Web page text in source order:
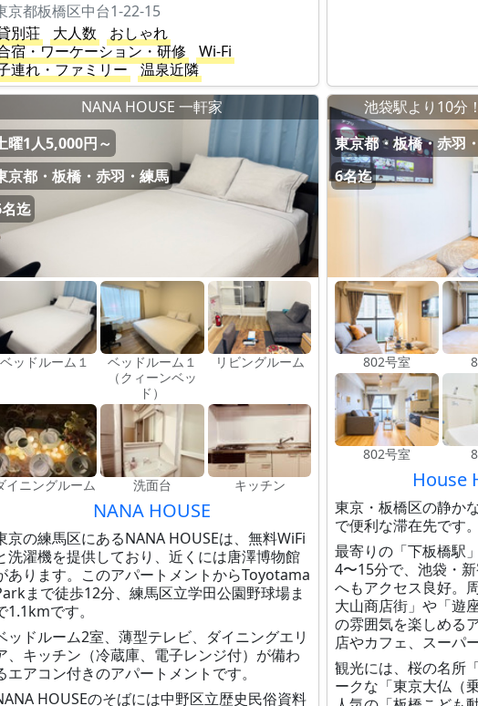
京都板橋区中台1-22-15
別荘
大人数
おしゃれ
宿・ワーケーション・研修
Wi-Fi
連れ・ファミリー
温泉近隣
NANA HOUSE 一軒家
曜1人5,000円～
京都・板橋・赤羽・練馬
迄
ベッドルーム１
ベッドルーム１
（クィーンベッ
ド）
リビングルーム
イニングルーム 洗面台 キッチン
NANA HOUSE
京の練馬区にあるNANA HOUSEは、無料WiFi
洗濯機を提供しており、近くには唐澤博物館
あります。このアパートメントからToyotama
まで徒歩12分、練馬区立学田公園野球場ま
1.1kmです。
ッドルーム2室、薄型テレビ、ダイニングエリ
、キッチン（冷蔵庫、電子レンジ付）が備わ
エアコン付きのアパートメントです。
HOUSEのそばには中野区立歴史民俗資料
池袋駅より10分
東京都・板橋・赤羽
6名迄
802号室
802号室
House
東京・板橋区の静か
で便利な滞在先です。
最寄りの「下板橋駅
4〜15分で、池袋・
へもアクセス良好。
大山商店街」や「遊
の雰囲気を楽しめる
店やカフェ、スーパ
観光には、桜の名所
ークな「東京大仏（